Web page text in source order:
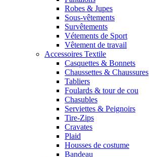
Robes & Jupes
Sous-vêtements
Survêtements
Vétements de Sport
Vêtement de travail
Accessoires Textile
Casquettes & Bonnets
Chaussettes & Chaussures
Tabliers
Foulards & tour de cou
Chasubles
Serviettes & Peignoirs
Tire-Zips
Cravates
Plaid
Housses de costume
Bandeau